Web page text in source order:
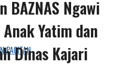
PACITAN
BAZNAS Ngawi
Yatim dan
Dinas Kajari